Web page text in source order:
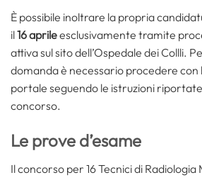
È possibile inoltrare la propria
il16 aprileesclusivamente tramite
attiva sul sito dell’Ospedale dei Collli.
domanda è necessario procedere con
portale seguendo le istruzioni
concorso.
Le prove d’esame
Il concorso per 16 Tecnici di Radiologia